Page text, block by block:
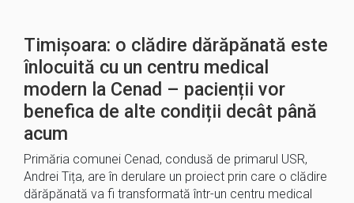
Timișoara: o clădire dărăpănată este
înlocuită cu un centru medical
modern la Cenad – pacienții vor
benefica de alte condiții decât până
acum
Primăria comunei Cenad, condusă de primarul USR,
Andrei Tița, are în derulare un proiect prin care o clădire
dărăpănată va fi transformată într-un centru medical